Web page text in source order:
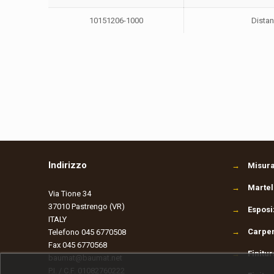
10151206-1000
Indirizzo
Via Tione 34
37010 Pastrengo (VR)
ITALY
Telefono 045 6770508
Fax 045 6770568
baumat@baumat.net
P.I. / C.F. 01082760222
→
→
→
→
→